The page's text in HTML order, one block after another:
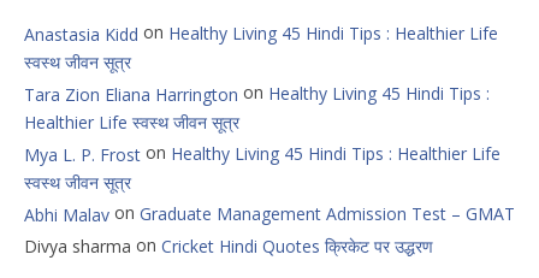
Anastasia Kidd on Healthy Living 45 Hindi Tips : Healthier Life
स्वस्थ जीवन सूत्र
Tara Zion Eliana Harrington on Healthy Living 45 Hindi Tips :
Healthier Life स्वस्थ जीवन सूत्र
Mya L. P. Frost on Healthy Living 45 Hindi Tips : Healthier Life
स्वस्थ जीवन सूत्र
Abhi Malav on Graduate Management Admission Test – GMAT
Divya sharma on Cricket Hindi Quotes क्रिकेट पर उद्धरण